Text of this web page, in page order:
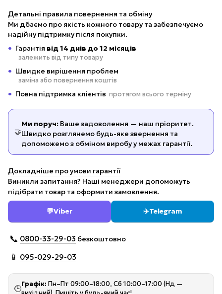
Детальні правила повернення та обміну
Ми дбаємо про якість кожного товару та забезпечуємо
надійну підтримку після покупки.
Гарантія від 14 днів до 12 місяців
залежить від типу товару
Швидке вирішення проблем
заміна або повернення коштів
Повна підтримка клієнтів протягом всього терміну
🤝
Ми поруч: Ваше задоволення — наш пріоритет.
Швидко розглянемо будь-яке звернення та
допоможемо з обміном виробу у межах гарантії.
Докладніше про умови гарантії
Виникли запитання? Наші менеджери допоможуть
підібрати товар та оформити замовлення.
💬Viber ✈️Telegram
📞 0800-33-29-03 безкоштовно
📱 095-029-29-03
🕒
Графік: Пн–Пт 09:00–18:00, Сб 10:00–17:00 (Нд —